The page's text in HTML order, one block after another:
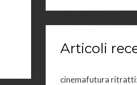
Articoli
cinemafutura ritratti: